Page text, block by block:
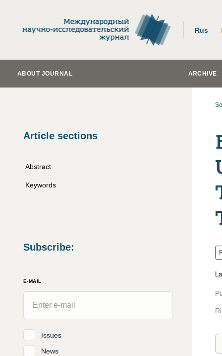
Rus
ABOUT JOURNAL ARCHIVE
Article sections
Abstract
Keywords
Subscribe:
E-MAIL
Issues
News